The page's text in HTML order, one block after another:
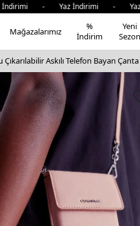
- Yaz İndirimi -
Mağazalarımız
%
İndirim
Yeni
Sezon
Askılı Telefon Bayan